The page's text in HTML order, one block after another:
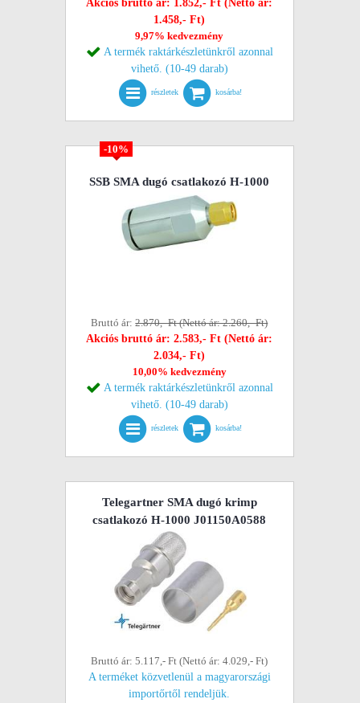
Akciós bruttó ár: 1.852,- Ft (Nettó ár:
1.458,- Ft)
9,97% kedvezmény
A termék raktárkészletünkről azonnal
vihető. (10-49 darab)
részletek kosárba!
-10%
SSB SMA dugó csatlakozó H-1000
Bruttó ár:2.870,- Ft (Nettó ár: 2.260,- Ft)
Akciós bruttó ár: 2.583,- Ft (Nettó ár:
2.034,- Ft)
10,00% kedvezmény
A termék raktárkészletünkről azonnal
vihető. (10-49 darab)
részletek kosárba!
Telegartner SMA dugó krimp
csatlakozó H-1000 J01150A0588
Bruttó ár: 5.117,- Ft (Nettó ár: 4.029,- Ft)
A terméket közvetlenül a magyarországi
importőrtől rendeljük.